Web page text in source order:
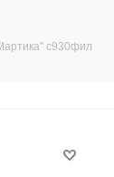
с930фил